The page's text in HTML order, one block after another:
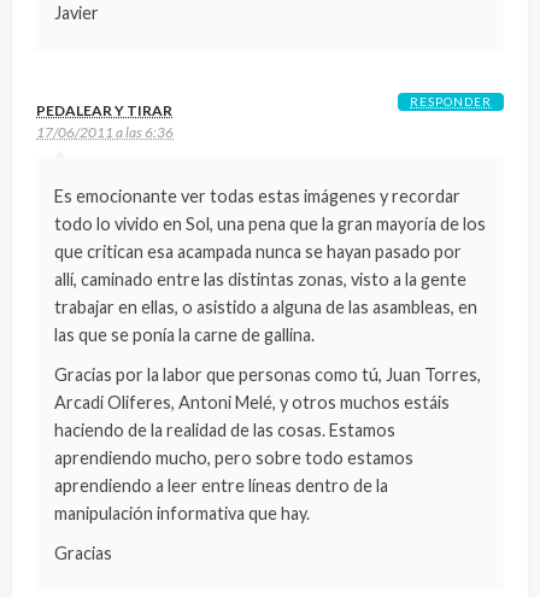
Javier
PEDALEAR Y TIRAR
17/06/2011 a las 6:36
Es emocionante ver todas estas imágenes y recordar
todo lo vivido en Sol, una pena que la gran mayoría de los
que critican esa acampada nunca se hayan pasado por
allí, caminado entre las distintas zonas, visto a la gente
trabajar en ellas, o asistido a alguna de las asambleas, en
las que se ponía la carne de gallina.
Gracias por la labor que personas como tú, Juan Torres,
Arcadi Oliferes, Antoni Melé, y otros muchos estáis
haciendo de la realidad de las cosas. Estamos
aprendiendo mucho, pero sobre todo estamos
aprendiendo a leer entre líneas dentro de la
manipulación informativa que hay.
Gracias
RESPONDER